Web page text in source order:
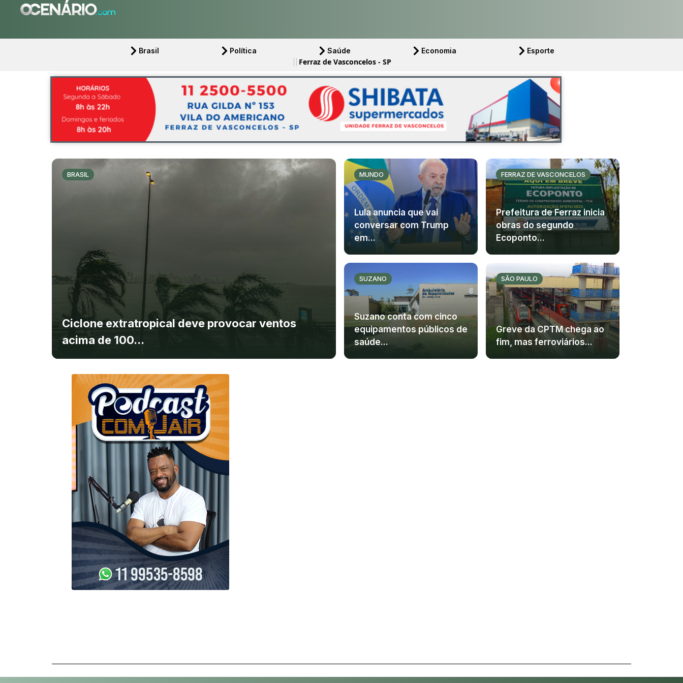
Brasil Política Saúde Economia Esporte
Ferraz de Vasconcelos - SP
BRASIL
Ciclone extratropical deve provocar ventos
acima de 100...
MUNDO
Lula anuncia que vai
conversar com Trump
em...
FERRAZ DE VASCONCELOS
Prefeitura de Ferraz inicia
obras do segundo
Ecoponto...
SUZANO
Suzano conta com cinco
equipamentos públicos de
saúde...
SÃO PAULO
Greve da CPTM chega ao
fim, mas ferroviários...